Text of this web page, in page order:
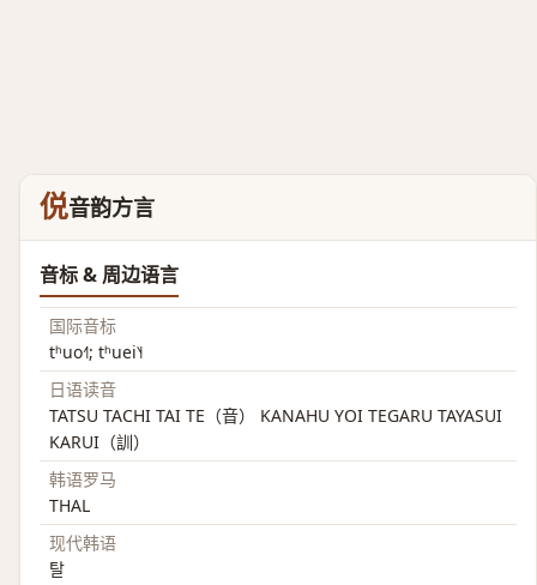
侻音韵方言
音标 & 周边语言
国际音标
tʰuo˧˥; tʰuei˥˧
日语读音
TATSU TACHI TAI TE（音） KANAHU YOI TEGARU TAYASUI
KARUI（訓）
韩语罗马
THAL
现代韩语
탈